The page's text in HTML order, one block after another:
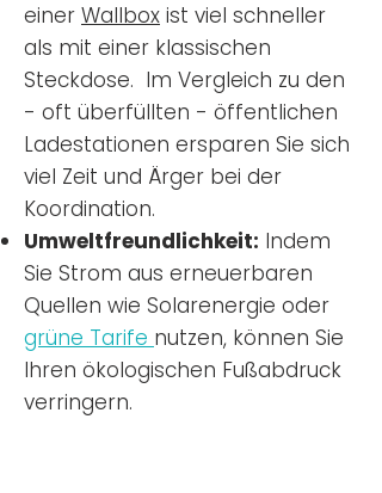
einer Wallbox ist viel schneller
als mit einer klassischen
Steckdose. Im Vergleich zu den
- oft überfüllten - öffentlichen
Ladestationen ersparen Sie sich
viel Zeit und Ärger bei der
Koordination.
Umweltfreundlichkeit: Indem
Sie Strom aus erneuerbaren
Quellen wie Solarenergie oder
grüne Tarife nutzen, können Sie
Ihren ökologischen Fußabdruck
verringern.